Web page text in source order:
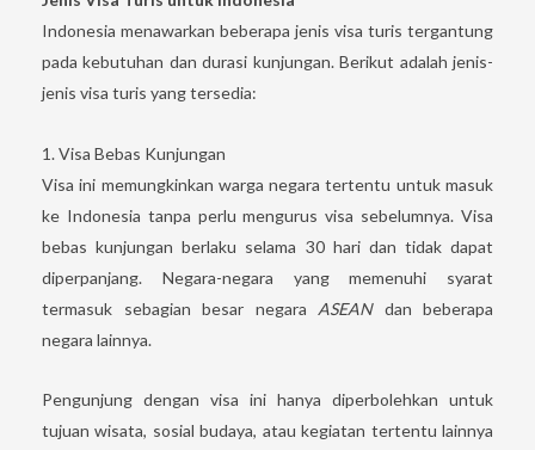
Indonesia menawarkan beberapa jenis visa turis tergantung
pada kebutuhan dan durasi kunjungan. Berikut adalah jenis-
jenis visa turis yang tersedia:
1. Visa Bebas Kunjungan
Visa ini memungkinkan warga negara tertentu untuk masuk
ke Indonesia tanpa perlu mengurus visa sebelumnya. Visa
bebas kunjungan berlaku selama 30 hari dan tidak dapat
diperpanjang. Negara-negara yang memenuhi syarat
termasuk sebagian besar negara ASEANdan beberapa
negara lainnya.
Pengunjung dengan visa ini hanya diperbolehkan untuk
tujuan wisata, sosial budaya, atau kegiatan tertentu lainnya